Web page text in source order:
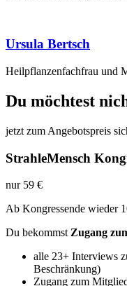
Ursula Bertsch
Heil­pflan­zen­fach­frau und
Du möchtest
jetzt zum Ange­bots­preis
StrahleMensch
nur 59 €
Ab Kon­gres­sen­de wie­der
Du bekommstZugang
alle 23+ Inter­views
Beschränkung)
Zugang zum